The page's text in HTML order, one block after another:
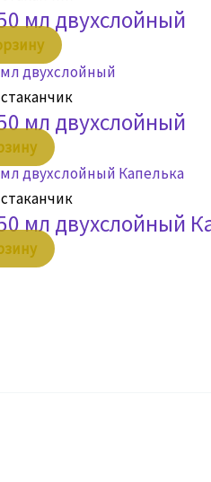
мл двухслойный
мл двухслойный
мл двухслойный